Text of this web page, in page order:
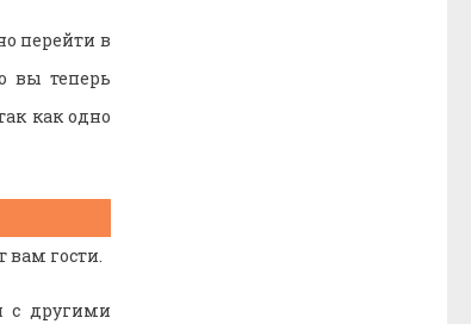
перейти в
вы теперь
как одно
вам гости.
с другими